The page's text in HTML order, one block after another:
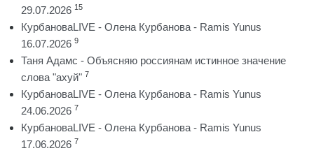
29.07.2026 15
КурбановаLIVE - Олена Курбанова - Ramis Yunus
16.07.2026 9
Таня Адамс - Объясняю россиянам истинное значение
слова "ахуй" 7
КурбановаLIVE - Олена Курбанова - Ramis Yunus
24.06.2026 7
КурбановаLIVE - Олена Курбанова - Ramis Yunus
17.06.2026 7